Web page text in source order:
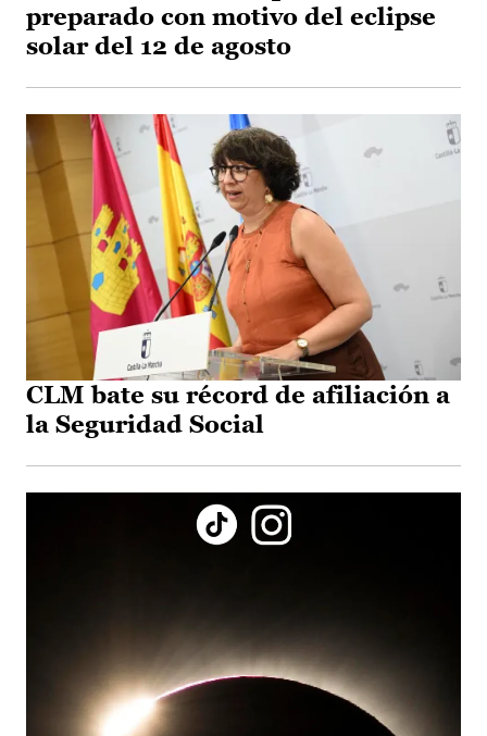
preparado con motivo del eclipse
solar del 12 de agosto
CLM bate su récord de afiliación a
la Seguridad Social